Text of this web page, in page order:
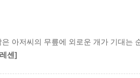
장애인 혼자서 이동할 수 있는 편의시
말도 안 되는 갖가지 이유로 세상에
잘 모릅니다. 그리고 그런 어른들은 자
은 아저씨의 무릎에 외로운 개가 기대는
센]